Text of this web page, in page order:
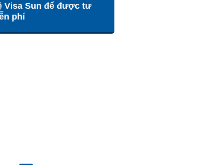
Visa Sun để được tư
phí